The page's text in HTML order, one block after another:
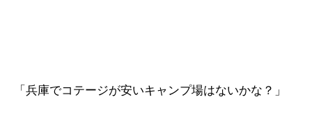
「兵庫でコテージが安いキャンプ場はないかな？」